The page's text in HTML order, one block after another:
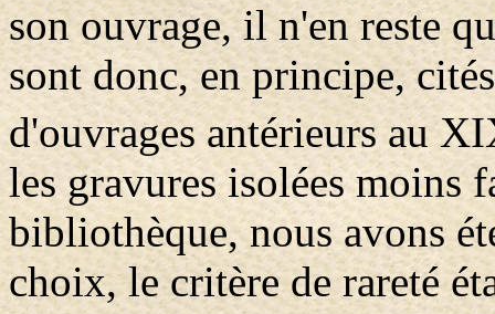
son ouvrage, il n'en reste
sont donc, en principe,
d'ouvrages antérieurs au
les gravures isolées moins
bibliothèque, nous avons
choix, le critère de rareté